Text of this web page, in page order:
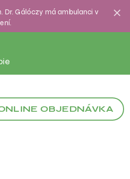
Dr. Gálóczy má ambulanci v
OBJEDNÁVKA